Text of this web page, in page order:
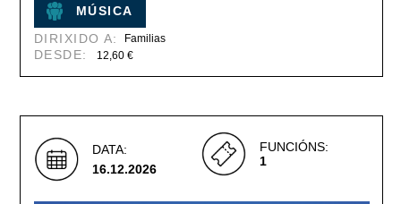
MÚSICA
DIRIXIDO A:
Familias
DESDE: 12,60 €
DATA:
16.12.2026
FUNCIÓNS:
1